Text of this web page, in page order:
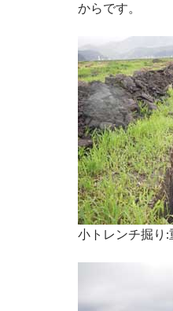
からです。
小トレンチ掘り: